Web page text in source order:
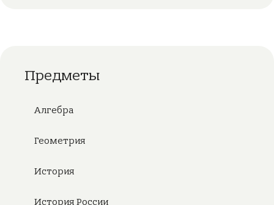
Предметы
Алгебра
Геометрия
История
История России